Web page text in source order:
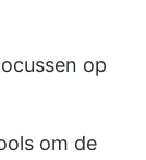
op
om de